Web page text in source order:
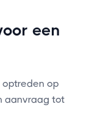
een
optreden op
aanvraag tot